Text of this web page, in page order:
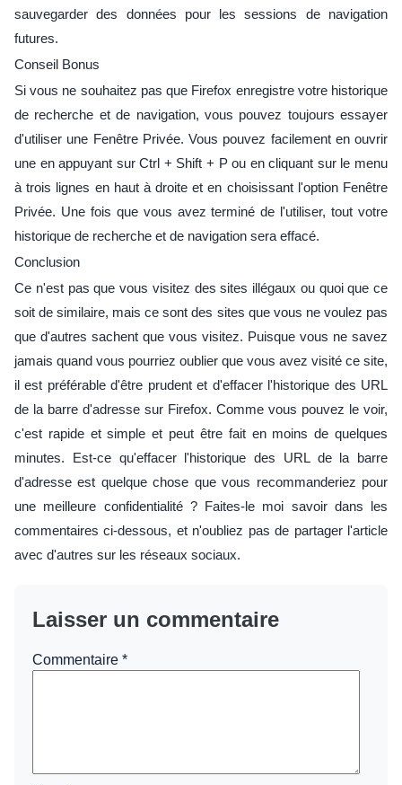
sauvegarder des données pour les sessions de navigation
futures.
Conseil Bonus
Si vous ne souhaitez pas que Firefox enregistre votre historique
de recherche et de navigation, vous pouvez toujours essayer
d'utiliser une Fenêtre Privée. Vous pouvez facilement en ouvrir
une en appuyant sur Ctrl + Shift + P ou en cliquant sur le menu
à trois lignes en haut à droite et en choisissant l'option Fenêtre
Privée. Une fois que vous avez terminé de l'utiliser, tout votre
historique de recherche et de navigation sera effacé.
Conclusion
Ce n'est pas que vous visitez des sites illégaux ou quoi que ce
soit de similaire, mais ce sont des sites que vous ne voulez pas
que d'autres sachent que vous visitez. Puisque vous ne savez
jamais quand vous pourriez oublier que vous avez visité ce site,
il est préférable d'être prudent et d'effacer l'historique des URL
de la barre d'adresse sur Firefox. Comme vous pouvez le voir,
c'est rapide et simple et peut être fait en moins de quelques
minutes. Est-ce qu'effacer l'historique des URL de la barre
d'adresse est quelque chose que vous recommanderiez pour
une meilleure confidentialité ? Faites-le moi savoir dans les
commentaires ci-dessous, et n'oubliez pas de partager l'article
avec d'autres sur les réseaux sociaux.
Laisser un commentaire
Commentaire *